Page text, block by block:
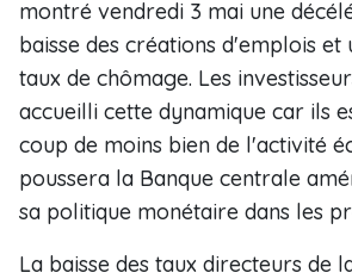
montré vendredi 3 mai une
baisse des créations d'emplois et
taux de chômage. Les
accueilli cette dynamique car ils
coup de moins bien de l'activité
poussera la Banque centrale
sa politique monétaire dans les
La baisse des taux directeurs de